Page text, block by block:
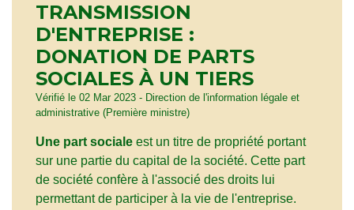
TRANSMISSION
D'ENTREPRISE :
DONATION DE PARTS
SOCIALES À UN TIERS
Vérifié le 02 Mar 2023 - Direction de l'information légale et
administrative (Première ministre)
Une part sociale est un titre de propriété portant
sur une partie du capital de la société. Cette part
de société confère à l'associé des droits lui
permettant de participer à la vie de l'entreprise.